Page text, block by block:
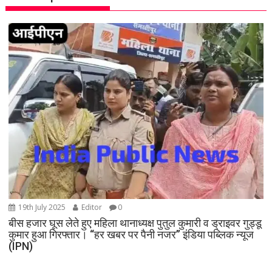
i
g
a
t
i
o
n
19th July 2025 Editor 0
बीस हजार घूस लेते हुए महिला थानाध्यक्ष पुतुल कुमारी व ड्राइवर गुड्डू
कुमार हुआ गिरफ्तार। “हर खबर पर पैनी नजर” इंडिया पब्लिक न्यूज
(IPN)